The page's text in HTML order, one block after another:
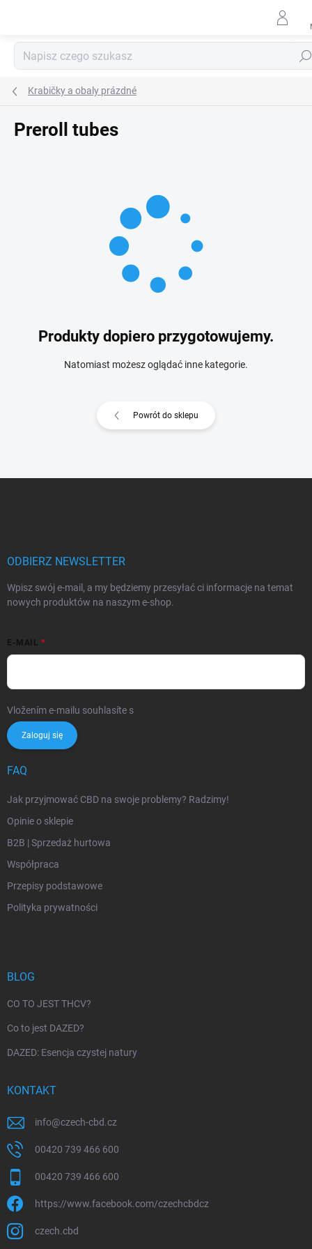
Krabičky a obaly prázdné
Preroll tubes
Produkty dopiero przygotowujemy.
Natomiast możesz oglądać inne kategorie.
Powrót do sklepu
ODBIERZ NEWSLETTER
Wpisz swój e-mail, a my będziemy przesyłać ci informacje na temat
nowych produktów na naszym e-shop.
E-MAIL
Vložením e-mailu souhlasíte s
Zaloguj się
FAQ
Jak przyjmować CBD na swoje problemy? Radzimy!
Opinie o sklepie
B2B | Sprzedaż hurtowa
Współpraca
Przepisy podstawowe
Polityka prywatności
BLOG
CO TO JEST THCV?
Co to jest DAZED?
DAZED: Esencja czystej natury
KONTAKT
info@czech-cbd.cz
00420 739 466 600
00420 739 466 600
https://www.facebook.com/czechcbdcz
czech.cbd